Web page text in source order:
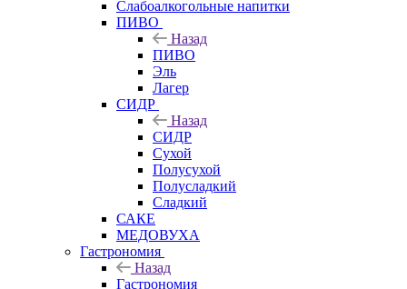
Слабоалкогольные напитки
ПИВО
Назад
ПИВО
Эль
Лагер
СИДР
Назад
СИДР
Сухой
Полусухой
Полусладкий
Сладкий
САКЕ
МЕДОВУХА
Гастрономия
Назад
Гастрономия